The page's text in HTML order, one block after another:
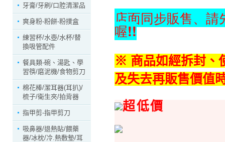
牙膏/牙刷/口腔清潔品
爽身粉-粉餅-粉撲盒
練習杯/水壺/水杯/替
換吸管配件
餐具類-碗、湯匙、學
習筷/磨泥機/食物剪刀
棉花棒/潔耳器(耳扒)/
梳子/衛生夾/拍背器
指甲剪-指甲剪刀
吸鼻器/退熱貼/餵藥
器/冰枕/冷.熱敷墊/耳
店面同步販售、
喔!!
※ 商品如經拆封、
及失去再販售價值
超低價